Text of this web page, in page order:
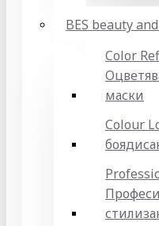
BES beauty
Color
маски
Colour